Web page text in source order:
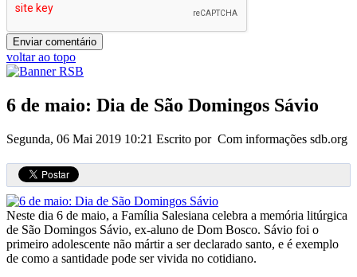
voltar ao topo
6 de maio: Dia de São Domingos Sávio
Segunda, 06 Mai 2019 10:21 Escrito por Com informações sdb.org
Neste dia 6 de maio, a Família Salesiana celebra a memória litúrgica
de São Domingos Sávio, ex-aluno de Dom Bosco. Sávio foi o
primeiro adolescente não mártir a ser declarado santo, e é exemplo
de como a santidade pode ser vivida no cotidiano.